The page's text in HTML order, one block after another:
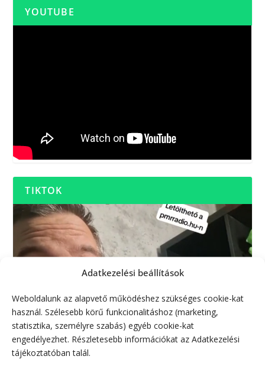
Adatkezelési beállítások
Weboldalunk az alapvető működéshez szükséges cookie-kat
használ. Szélesebb körű funkcionalitáshoz (marketing,
statisztika, személyre szabás) egyéb cookie-kat
engedélyezhet. Részletesebb információkat az Adatkezelési
tájékoztatóban talál.
YOUTUBE
TIKTOK